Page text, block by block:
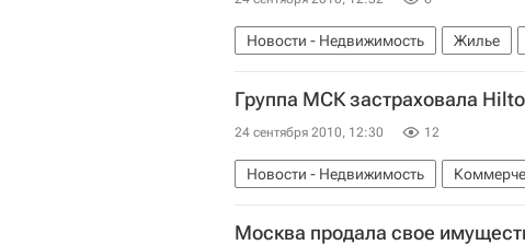
Новости - Недвижимость Жилье
Группа МСК застраховала
24 сентября 2010, 12:30 12
Новости - Недвижимость
Москва продала свое